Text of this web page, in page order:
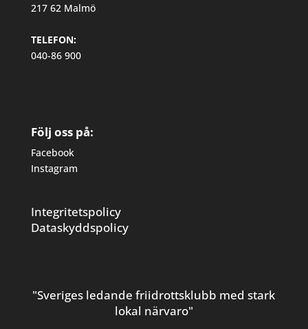
217 62 Malmö
TELEFON:
040-86 900
Följ oss på:
Facebook
Instagram
Integritetspolicy
Dataskyddspolicy
"Sveriges ledande friidrottsklubb med stark
lokal närvaro"